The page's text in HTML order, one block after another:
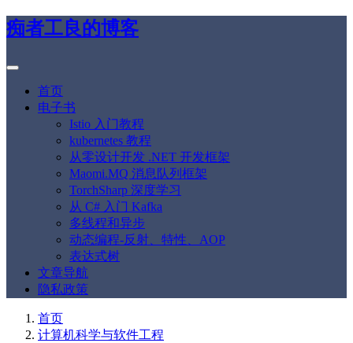
痴者工良的博客
首页
电子书
Istio 入门教程
kubernetes 教程
从零设计开发 .NET 开发框架
Maomi.MQ 消息队列框架
TorchSharp 深度学习
从 C# 入门 Kafka
多线程和异步
动态编程-反射、特性、AOP
表达式树
文章导航
隐私政策
首页
计算机科学与软件工程